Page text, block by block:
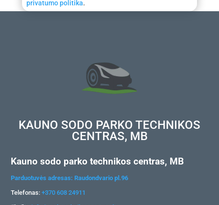
privatumo politika.
KAUNO SODO PARKO TECHNIKOS
CENTRAS, MB
Kauno sodo parko technikos centras, MB
Parduotuvės adresas: Raudondvario pl.96
Telefonas:+370 608 24911